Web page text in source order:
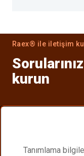
Raex® ile iletişim
kurun
Size en yakın
Tanımlama